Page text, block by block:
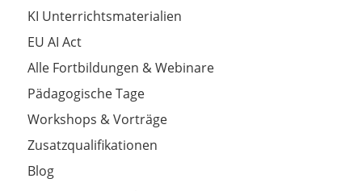
KI Unterrichtsmaterialien
EU AI Act
Alle Fortbildungen & Webinare
Pädagogische Tage
Workshops & Vorträge
Zusatzqualifikationen
Blog